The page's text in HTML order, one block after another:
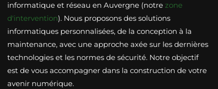
informatique et réseau en Auvergne (notre zone
d'intervention). Nous proposons des solutions
informatiques personnalisées, de la conception à la
maintenance, avec une approche axée sur les dernières
technologies et les normes de sécurité. Notre objectif
est de vous accompagner dans la construction de votre
avenir numérique.